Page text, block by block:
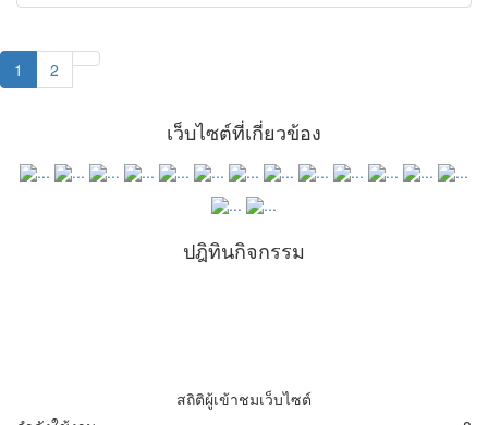
1 2
เว็บไซต์ที่เกี่ยวข้อง
ปฎิทินกิจกรรม
สถิติผู้เข้าชมเว็บไซต์